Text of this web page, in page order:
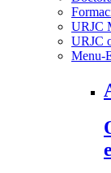
URJC
URJC
Menu-